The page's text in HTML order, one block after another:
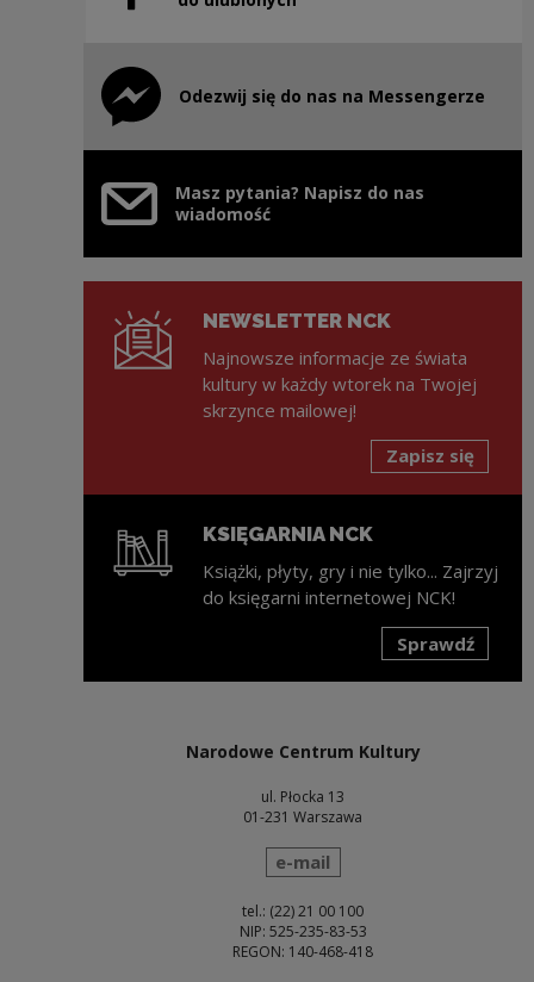
Odezwij się do nas na Messengerze
Uwaga, link zostanie otwarty w nowym oknie
Masz pytania? Napisz do nas
wiadomość
NEWSLETTER NCK
Najnowsze informacje ze świata
kultury w każdy wtorek na Twojej
skrzynce mailowej!
Zapisz się
KSIĘGARNIA NCK
Książki, płyty, gry i nie tylko... Zajrzyj
do księgarni internetowej NCK!
Sprawdź
Narodowe Centrum Kultury
ul. Płocka 13
01-231 Warszawa
wyślij wiadomość
e-mail
tel.: (22) 21 00 100
NIP: 525-235-83-53
REGON: 140-468-418